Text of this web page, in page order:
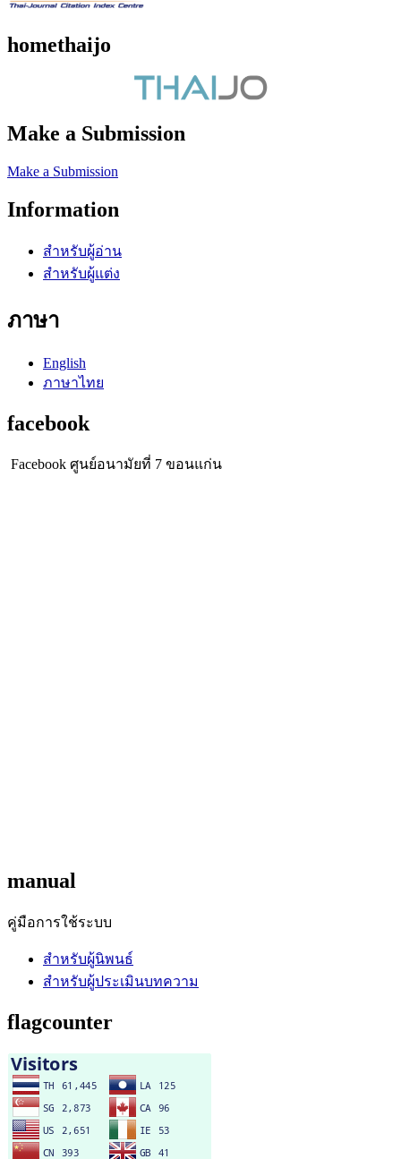
homethaijo
Make a Submission
Make a Submission
Information
สำหรับผู้อ่าน
สำหรับผู้แต่ง
ภาษา
English
ภาษาไทย
facebook
Facebook ศูนย์อนามัยที่ 7 ขอนแก่น
manual
คู่มือการใช้ระบบ
สำหรับผู้นิพนธ์
สำหรับผู้ประเมินบทความ
flagcounter